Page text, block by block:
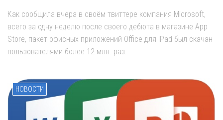
Как сообщила вчера в своём твиттере компания Microsoft,
всего за одну неделю после своего дебюта в магазине App
Store, пакет офисных приложений Office для iPad был скачан
пользователями более 12 млн. раз.
НОВОСТИ